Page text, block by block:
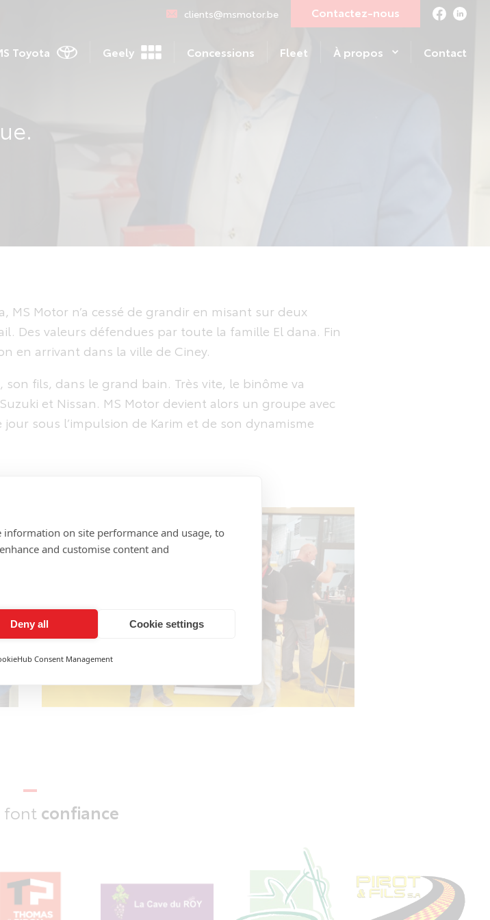
clients@msmotor.be Contactez-nous
Toyota Geely Concessions Fleet À propos Contact
MS Motor n’a cessé de grandir en misant sur deux
Des valeurs défendues par toute la famille El dana. Fin
en arrivant dans la ville de Ciney.
son fils, dans le grand bain. Très vite, le binôme va
et Nissan. MS Motor devient alors un groupe avec
sous l’impulsion de Karim et de son dynamisme
font confiance
information on site performance and usage, to
and customise content and
Deny all Cookie settings
Consent Management